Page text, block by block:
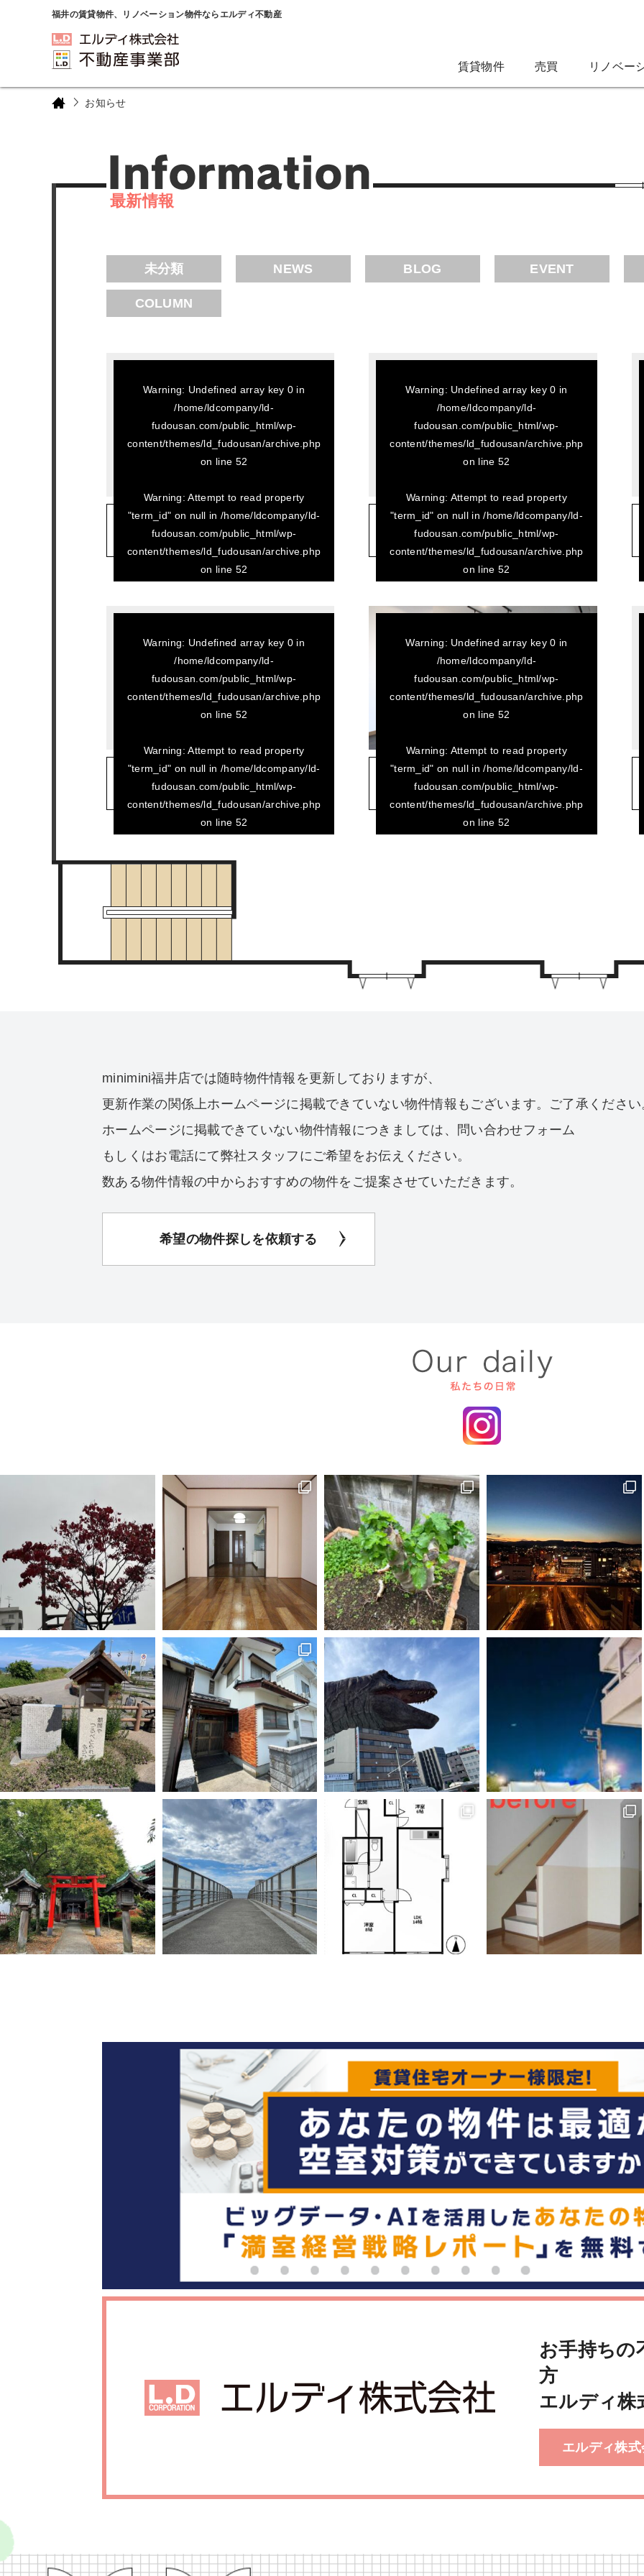
福井の賃貸物件、リノベーション物件ならエルディ不動産
賃貸物件 売買 リノベー
お知らせ
最新情報
未分類 NEWS BLOG EVENT
COLUMN
Warning: Undefined array key 0 in
/home/ldcompany/ld-
fudousan.com/public_html/wp-
content/themes/ld_fudousan/archive.php
on line 52
Warning: Attempt to read property
"term_id" on null in /home/ldcompany/ld-
fudousan.com/public_html/wp-
content/themes/ld_fudousan/archive.php
on line 52
2026/07/08
メゾンライラック 301
Warning: Undefined array key 0 in
/home/ldcompany/ld-
fudousan.com/public_html/wp-
content/themes/ld_fudousan/archive.php
on line 52
Warning: Attempt to read property
"term_id" on null in/home/ldcompany/ld-
fudousan.com/public_html/wp-
content/themes/ld_fudousan/archive.php
on line 52
2026/07/08
メゾンライラック 801
Warning: Undefined array key 0 in
/home/ldcompany/ld-
fudousan.com/public_html/wp-
content/themes/ld_fudousan/archive.php
on line 52
Warning: Attempt to read property
"term_id" on null in /home/ldcompany/ld-
fudousan.com/public_html/wp-
content/themes/ld_fudousan/archive.php
on line 52
2023/12/23
アートサイド21 102
Warning: Undefined array key 0 in
/home/ldcompany/ld-
fudousan.com/public_html/wp-
content/themes/ld_fudousan/archive.php
on line 52
Warning: Attempt to read property
"term_id" on null in/home/ldcompany/ld-
fudousan.com/public_html/wp-
content/themes/ld_fudousan/archive.php
on line 52
2023/03/23
カサルシーダ 402
minimini福井店では随時物件情報を更新しておりますが、
更新作業の関係上ホームページに掲載できていない物件情報もございます。ご了承ください
ホームページに掲載できていない物件情報につきましては、問い合わせフォーム
もしくはお電話にて弊社スタッフにご希望をお伝えください。
数ある物件情報の中からおすすめの物件をご提案させていただきます。
希望の物件探しを依頼する
お手持ちの
方
エルディ株
エルディ株